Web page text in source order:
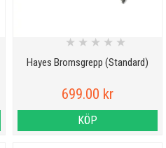
Hayes Bromsgrepp (Standard)
★ ★ ★ ★ ★
699.00 kr
KÖP